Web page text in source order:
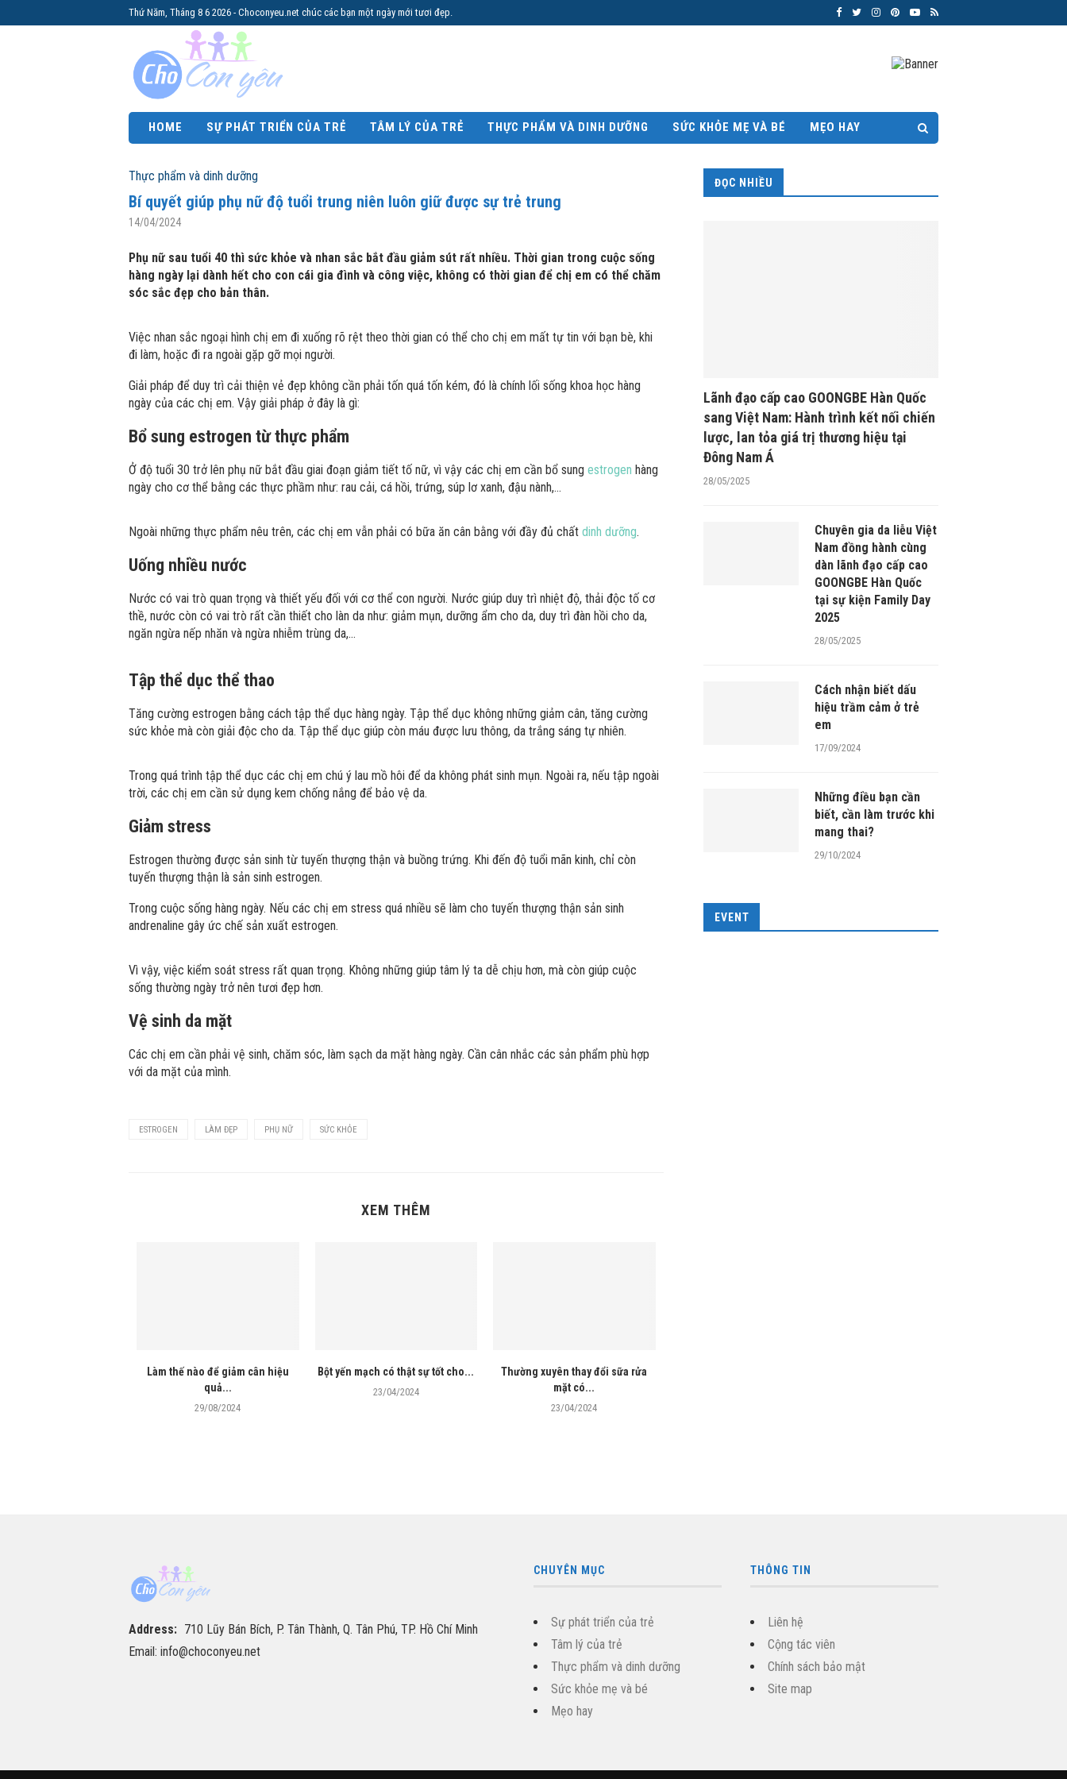
Thứ Năm, Tháng 8 6 2026 - Choconyeu.net chúc các bạn một ngày mới tươi đẹp.
HOME SỰ PHÁT TRIỂN CỦA TRẺ TÂM LÝ CỦA TRẺ THỰC PHẨM VÀ DINH DƯỠNG SỨC KHỎE MẸ VÀ BÉ MẸO HAY
Thực phẩm và dinh dưỡng
Bí quyết giúp phụ nữ độ tuổi trung niên luôn giữ được sự trẻ trung
14/04/2024
Phụ nữ sau tuổi 40 thì sức khỏe và nhan sắc bắt đầu giảm sút rất nhiều. Thời gian trong cuộc sống
hàng ngày lại dành hết cho con cái gia đình và công việc, không có thời gian để chị em có thể chăm
sóc sắc đẹp cho bản thân.
Việc nhan sắc ngoại hình chị em đi xuống rõ rệt theo thời gian có thể cho chị em mất tự tin với bạn bè, khi
đi làm, hoặc đi ra ngoài gặp gỡ mọi người.
Giải pháp để duy trì cải thiện vẻ đẹp không cần phải tốn quá tốn kém, đó là chính lối sống khoa học hàng
ngày của các chị em. Vậy giải pháp ở đây là gì:
Bổ sung estrogen từ thực phẩm
Ở độ tuổi 30 trở lên phụ nữ bắt đầu giai đoạn giảm tiết tố nữ, vì vậy các chị em cần bổ sung estrogen hàng
ngày cho cơ thể bằng các thực phầm như: rau cải, cá hồi, trứng, súp lơ xanh, đậu nành,…
Ngoài những thực phẩm nêu trên, các chị em vẫn phải có bữa ăn cân bằng với đầy đủ chất dinh dưỡng.
Uống nhiều nước
Nước có vai trò quan trọng và thiết yếu đối với cơ thể con người. Nước giúp duy trì nhiệt độ, thải độc tố cơ
thề, nước còn có vai trò rất cần thiết cho làn da như: giảm mụn, dưỡng ẩm cho da, duy trì đàn hồi cho da,
ngăn ngừa nếp nhăn và ngừa nhiễm trùng da,…
Tập thể dục thể thao
Tăng cường estrogen bằng cách tập thể dục hàng ngày. Tập thể dục không những giảm cân, tăng cường
sức khỏe mà còn giải độc cho da. Tập thể dục giúp còn máu được lưu thông, da trắng sáng tự nhiên.
Trong quá trình tập thể dục các chị em chú ý lau mồ hôi để da không phát sinh mụn. Ngoài ra, nếu tập ngoài
trời, các chị em cần sử dụng kem chống nắng để bảo vệ da.
Giảm stress
Estrogen thường được sản sinh từ tuyến thượng thận và buồng trứng. Khi đến độ tuổi mãn kinh, chỉ còn
tuyến thượng thận là sản sinh estrogen.
Trong cuộc sống hàng ngày. Nếu các chị em stress quá nhiều sẽ làm cho tuyến thượng thận sản sinh
andrenaline gây ức chế sản xuất estrogen.
Vì vậy, việc kiểm soát stress rất quan trọng. Không những giúp tâm lý ta dễ chịu hơn, mà còn giúp cuộc
sống thường ngày trở nên tươi đẹp hơn.
Vệ sinh da mặt
Các chị em cần phải vệ sinh, chăm sóc, làm sạch da mặt hàng ngày. Cần cân nhắc các sản phẩm phù hợp
với da mặt của mình.
ESTROGEN LÀM ĐẸP PHỤ NỮ SỨC KHỎE
XEM THÊM
Làm thế nào để giảm cân hiệu
quả...
29/08/2024
Bột yến mạch có thật sự tốt cho...
23/04/2024
Thường xuyên thay đổi sữa rửa
mặt có...
23/04/2024
ĐỌC NHIỀU
Lãnh đạo cấp cao GOONGBE Hàn Quốc
sang Việt Nam: Hành trình kết nối chiến
lược, lan tỏa giá trị thương hiệu tại
Đông Nam Á
28/05/2025
Chuyên gia da liễu Việt
Nam đồng hành cùng
dàn lãnh đạo cấp cao
GOONGBE Hàn Quốc
tại sự kiện Family Day
2025
28/05/2025
Cách nhận biết dấu
hiệu trầm cảm ở trẻ
em
17/09/2024
Những điều bạn cần
biết, cần làm trước khi
mang thai?
29/10/2024
EVENT
Address: 710 Lũy Bán Bích, P. Tân Thành, Q. Tân Phú, TP. Hồ Chí Minh
Email: info@choconyeu.net
CHUYÊN MỤC
Sự phát triển của trẻ
Tâm lý của trẻ
Thực phẩm và dinh dưỡng
Sức khỏe mẹ và bé
Mẹo hay
THÔNG TIN
Liên hệ
Cộng tác viên
Chính sách bảo mật
Site map